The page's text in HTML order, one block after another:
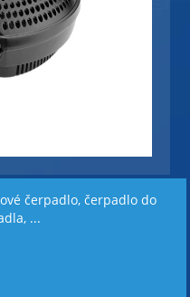
čerpadlo, čerpadlo do
...